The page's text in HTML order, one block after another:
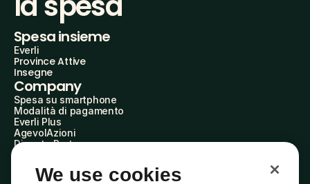
Spesa insieme
Everli
Province Attive
Insegne
Company
Spesa su smartphone
Modalità di pagamento
Everli Plus
AgevolAzioni
Diventa Partner
Everli Shoppers
About Us
We use cookies